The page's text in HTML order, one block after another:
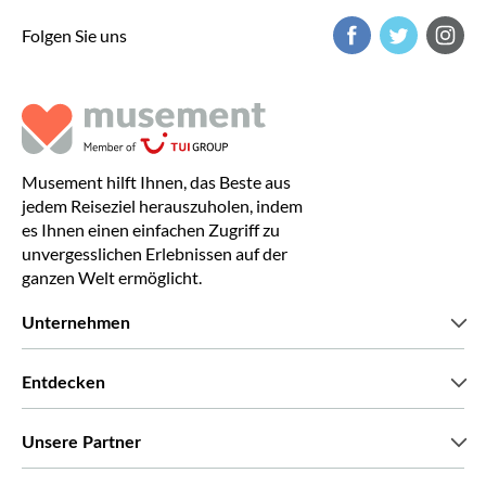
Folgen Sie uns
Musement hilft Ihnen, das Beste aus
jedem Reiseziel herauszuholen, indem
es Ihnen einen einfachen Zugriff zu
unvergesslichen Erlebnissen auf der
ganzen Welt ermöglicht.
Unternehmen
Entdecken
Unsere Partner